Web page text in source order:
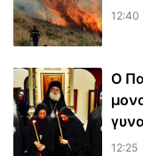
12:40
Ο
12:25